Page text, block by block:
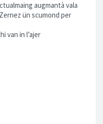
augmantà vala
ün scumond per
van in l’ajer